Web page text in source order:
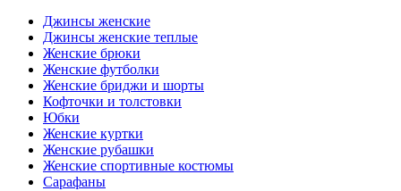
Джинсы женские
Джинсы женские теплые
Женские брюки
Женские футболки
Женские бриджи и шорты
Кофточки и толстовки
Юбки
Женские куртки
Женские рубашки
Женские спортивные костюмы
Сарафаны